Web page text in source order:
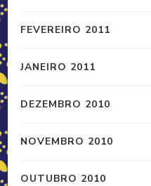
FEVEREIRO 2011
JANEIRO 2011
DEZEMBRO 2010
NOVEMBRO 2010
OUTUBRO 2010